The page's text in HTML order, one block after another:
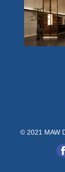
© 2021 MAW